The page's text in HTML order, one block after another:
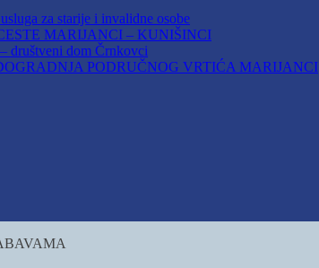
za starije i invalidne osobe
MARIJANCI – KUNIŠINCI
društveni dom Črnkovci
PODRUČNOG VRTIĆA MARIJANCI